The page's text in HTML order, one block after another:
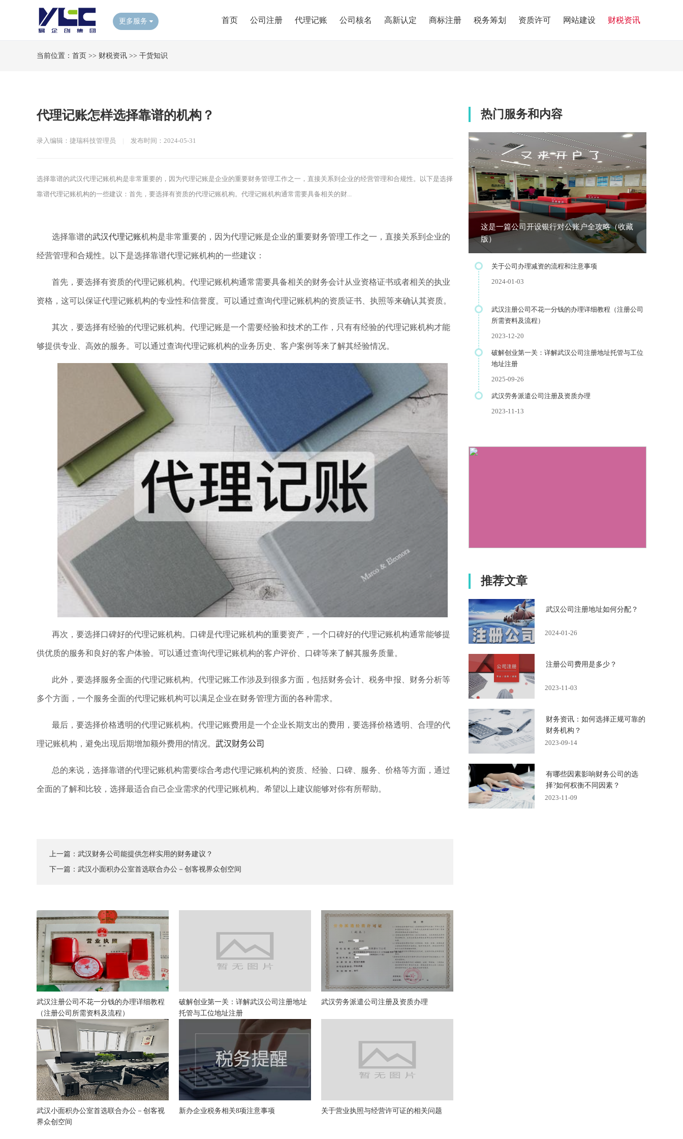
更多服务 首页 公司注册 代理记账 公司核名 高新认定 商标注册 税务筹划 资质许可 网站建设 财税资讯
当前位置： 首页 >> 财税资讯 >> 干货知识
代理记账怎样选择靠谱的机构？
录入编辑：捷瑞科技管理员 发布时间：2024-05-31
选择靠谱的武汉代理记账机构是非常重要的，因为代理记账是企业的重要财务管理工作之一，直接关系到企业的经营管理和合规性。以下是选择
靠谱代理记账机构的一些建议：首先，要选择有资质的代理记账机构。代理记账机构通常需要具备相关的财...
选择靠谱的武汉代理记账机构是非常重要的，因为代理记账是企业的重要财务管理工作之一，直接关系到企业的
经营管理和合规性。以下是选择靠谱代理记账机构的一些建议：
首先，要选择有资质的代理记账机构。代理记账机构通常需要具备相关的财务会计从业资格证书或者相关的执业
资格，这可以保证代理记账机构的专业性和信誉度。可以通过查询代理记账机构的资质证书、执照等来确认其资质。
其次，要选择有经验的代理记账机构。代理记账是一个需要经验和技术的工作，只有有经验的代理记账机构才能
够提供专业、高效的服务。可以通过查询代理记账机构的业务历史、客户案例等来了解其经验情况。
再次，要选择口碑好的代理记账机构。口碑是代理记账机构的重要资产，一个口碑好的代理记账机构通常能够提
供优质的服务和良好的客户体验。可以通过查询代理记账机构的客户评价、口碑等来了解其服务质量。
此外，要选择服务全面的代理记账机构。代理记账工作涉及到很多方面，包括财务会计、税务申报、财务分析等
多个方面，一个服务全面的代理记账机构可以满足企业在财务管理方面的各种需求。
最后，要选择价格透明的代理记账机构。代理记账费用是一个企业长期支出的费用，要选择价格透明、合理的代
理记账机构，避免出现后期增加额外费用的情况。 武汉财务公司
总的来说，选择靠谱的代理记账机构需要综合考虑代理记账机构的资质、经验、口碑、服务、价格等方面，通过
全面的了解和比较，选择最适合自己企业需求的代理记账机构。希望以上建议能够对你有所帮助。
上一篇： 武汉财务公司能提供怎样实用的财务建议？
下一篇： 武汉小面积办公室首选联合办公－创客视界众创空间
武汉注册公司不花一分钱的办理详细教程
（注册公司所需资料及流程）
破解创业第一关：详解武汉公司注册地址
托管与工位地址注册
武汉劳务派遣公司注册及资质办理
武汉小面积办公室首选联合办公－创客视
界众创空间
新办企业税务相关8项注意事项 关于营业执照与经营许可证的相关问题
热门服务和内容
这是一篇公司开设银行对公账户全攻略（收藏
版）
关于公司办理减资的流程和注意事项
2024-01-03
武汉注册公司不花一分钱的办理详细教程（注册公司
所需资料及流程）
2023-12-20
破解创业第一关：详解武汉公司注册地址托管与工位
地址注册
2025-09-26
武汉劳务派遣公司注册及资质办理
2023-11-13
推荐文章
武汉公司注册地址如何分配？
2024-01-26
注册公司费用是多少？
2023-11-03
财务资讯：如何选择正规可靠的
财务机构？
2023-09-14
有哪些因素影响财务公司的选
择?如何权衡不同因素？
2023-11-09